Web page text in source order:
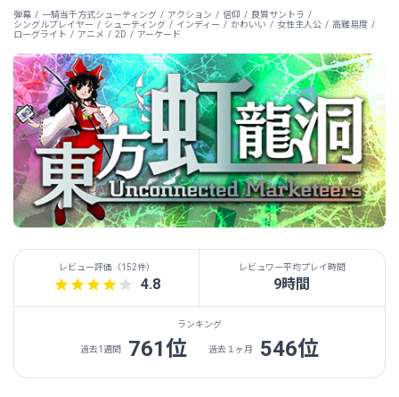
弾幕 一騎当千方式シューティング アクション 信仰
良質サントラ
シングルプレイヤー
シューティング インディー かわいい 女性主人公
高難易度
ローグライト
アニメ 2D アーケード
レビュー評価（152件）
4.8
レビュワー平均プレイ時間
9時間
ランキング
過去1週間 761位 過去１ヶ月 546位